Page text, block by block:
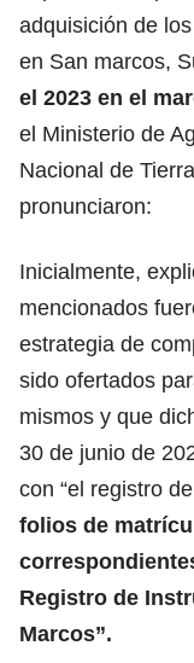
adquisición de
en San marcos,
el 2023 en el
el Ministerio de
Nacional de
pronunciaron:
Inicialmente,
mencionados
estrategia de
sido ofertados
mismos y que
30 de junio de
con “el registro
folios de
Registro de
Marcos”.